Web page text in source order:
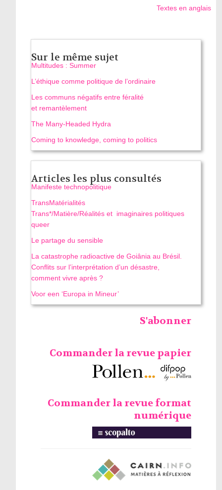
Textes en anglais
Sur le même sujet
Multitudes : Summer
L’éthique comme politique de l’ordinaire
Les communs négatifs entre féralité
et remantèlement
The Many-Headed Hydra
Coming to knowledge, coming to politics
Articles les plus consultés
Manifeste technopolitique
TransMatérialités
Trans*/Matière/Réalités et imaginaires politiques
queer
Le partage du sensible
La catastrophe radioactive de Goiânia au Brésil.
Conflits sur l’interprétation d’un désastre,
comment vivre après ?
Voor een ‘Europa in Mineur’
S'abonner
Commander la revue papier
Commander la revue format
numérique